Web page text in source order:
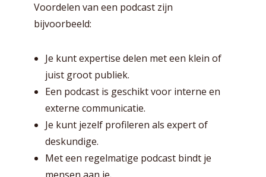
Voordelen van een podcast zijn
bijvoorbeeld:
Je kunt expertise delen met een klein of
juist groot publiek.
Een podcast is geschikt voor interne en
externe communicatie.
Je kunt jezelf profileren als expert of
deskundige.
Met een regelmatige podcast bindt je